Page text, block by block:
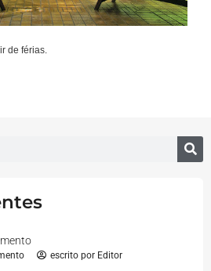
de férias.
escrito por Editor